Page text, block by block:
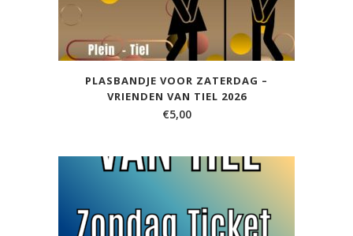
PLASBANDJE VOOR ZATERDAG –
VRIENDEN VAN TIEL 2026
€5,00